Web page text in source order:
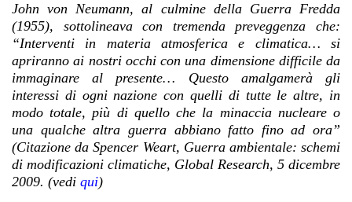
John von Neumann, al culmine della Guerra Fredda
(1955), sottolineava con tremenda preveggenza che:
“Interventi in materia atmosferica e climatica… si
apriranno ai nostri occhi con una dimensione difficile da
immaginare al presente… Questo amalgamerà gli
interessi di ogni nazione con quelli di tutte le altre, in
modo totale, più di quello che la minaccia nucleare o
una qualche altra guerra abbiano fatto fino ad ora”
(Citazione da Spencer Weart, Guerra ambientale: schemi
di modificazioni climatiche, Global Research, 5 dicembre
2009. (vedi qui)